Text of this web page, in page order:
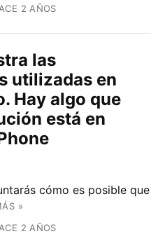
2 AÑOS
las
utilizadas en
Hay algo que
está en
cómo es posible que
»
2 AÑOS